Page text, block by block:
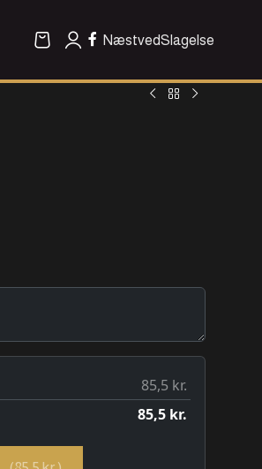
NæstvedSlagelse